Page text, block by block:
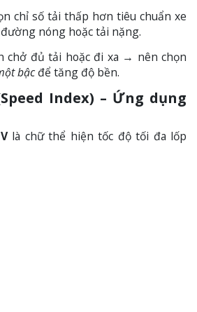
chỉ số tải thấp hơn tiêu chuẩn xe
nóng hoặc tải nặng.
chở đủ tải hoặc đi xa → nên chọn
bậc để tăng độ bền.
Index) – Ứng dụng
Vlà chữ thể hiện tốc độ tối đa lốp